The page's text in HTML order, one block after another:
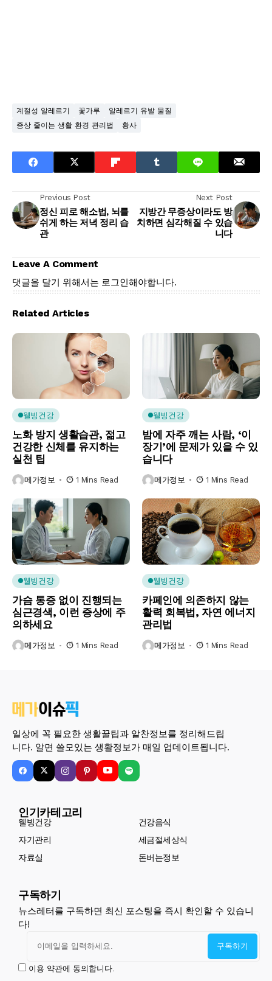
계절성 알레르기 꽃가루
알레르기 유발 물질
증상 줄이는 생활 환경 관리법
황사
Previous Post
정신 피로 해소법, 뇌를
쉬게 하는 저녁 정리 습
관
Next Post
지방간 무증상이라도 방
치하면 심각해질 수 있습
니다
Leave A Comment
댓글을 달기 위해서는 로그인해야합니다.
Related Articles
웰빙건강
노화 방지 생활습관, 젊고
건강한 신체를 유지하는
실천 팁
메가정보 1 Mins Read
웰빙건강
밤에 자주 깨는 사람, ‘이
장기’에 문제가 있을 수 있
습니다
메가정보 1 Mins Read
웰빙건강
가슴 통증 없이 진행되는
심근경색, 이런 증상에 주
의하세요
메가정보 1 Mins Read
웰빙건강
카페인에 의존하지 않는
활력 회복법, 자연 에너지
관리법
메가정보 1 Mins Read
일상에 꼭 필요한 생활꿀팁과 알찬정보를 정리해드립
니다. 알면 쓸모있는 생활정보가 매일 업데이트됩니다.
인기카테고리
웰빙건강
건강음식
자기관리
세금절세상식
자료실
돈버는정보
구독하기
뉴스레터를 구독하면 최신 포스팅을 즉시 확인할 수 있습니
다!
이용 약관에 동의합니다.